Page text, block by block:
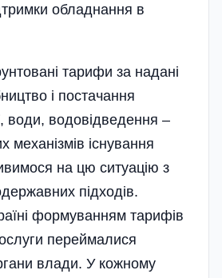
обладнання в
тарифи за надані
і постачання
води, водовідведення –
механізмів існування
на цю ситуацію з
підходів.
формуванням тарифів
переймалися
влади. У кожному